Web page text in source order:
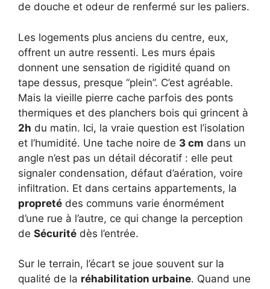
de douche et odeur de renfermé sur les paliers.
Les logements plus anciens du centre, eux,
offrent un autre ressenti. Les murs épais
donnent une sensation de rigidité quand on
tape dessus, presque “plein”. C’est agréable.
Mais la vieille pierre cache parfois des ponts
thermiques et des planchers bois qui grincent à
2h du matin. Ici, la vraie question est l’isolation
et l’humidité. Une tache noire de 3 cm dans un
angle n’est pas un détail décoratif : elle peut
signaler condensation, défaut d’aération, voire
infiltration. Et dans certains appartements, la
propreté des communs varie énormément
d’une rue à l’autre, ce qui change la perception
de Sécurité dès l’entrée.
Sur le terrain, l’écart se joue souvent sur la
qualité de la réhabilitation urbaine. Quand une